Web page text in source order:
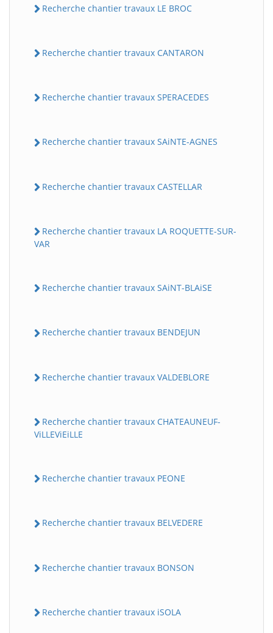
Recherche chantier travaux LE BROC
Recherche chantier travaux CANTARON
Recherche chantier travaux SPERACEDES
Recherche chantier travaux SAiNTE-AGNES
Recherche chantier travaux CASTELLAR
Recherche chantier travaux LA ROQUETTE-SUR-
VAR
Recherche chantier travaux SAiNT-BLAiSE
Recherche chantier travaux BENDEJUN
Recherche chantier travaux VALDEBLORE
Recherche chantier travaux CHATEAUNEUF-
ViLLEViEiLLE
Recherche chantier travaux PEONE
Recherche chantier travaux BELVEDERE
Recherche chantier travaux BONSON
Recherche chantier travaux iSOLA